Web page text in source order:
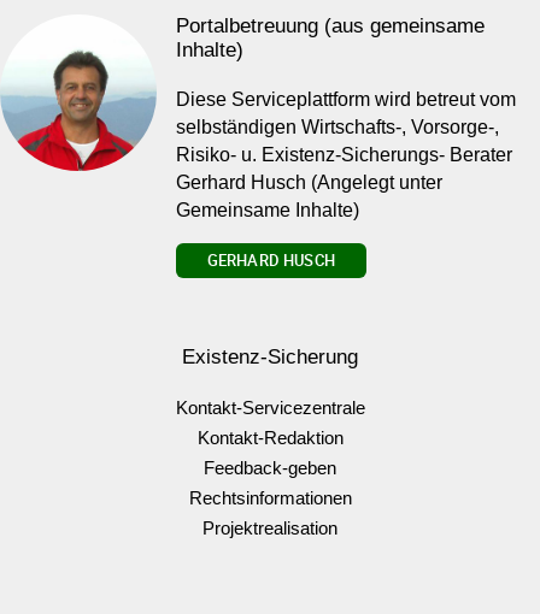
Portalbetreuung (aus gemeinsame
Inhalte)
Diese Serviceplattform wird betreut vom
selbständigen Wirtschafts-, Vorsorge-,
Risiko- u. Existenz-Sicherungs- Berater
Gerhard Husch (Angelegt unter
Gemeinsame Inhalte)
GERHARD HUSCH
Existenz-Sicherung
Kontakt-Servicezentrale
Kontakt-Redaktion
Feedback-geben
Rechtsinformationen
Projektrealisation